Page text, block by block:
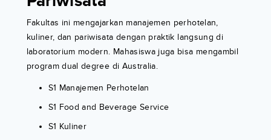
Fakultas ini mengajarkan manajemen perhotelan,
kuliner, dan pariwisata dengan praktik langsung di
laboratorium modern. Mahasiswa juga bisa mengambil
program dual degree di Australia.
S1 Manajemen Perhotelan
S1 Food and Beverage Service
S1 Kuliner